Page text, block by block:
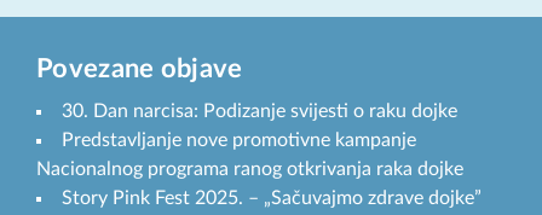
Povezane objave
30. Dan narcisa: Podizanje svijesti o raku dojke
Predstavljanje nove promotivne kampanje
Nacionalnog programa ranog otkrivanja raka dojke
Story Pink Fest 2025. – „Sačuvajmo zdrave dojke”